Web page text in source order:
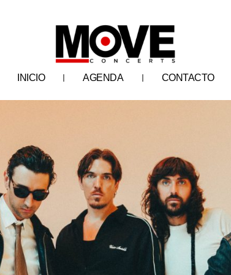
INICIO AGENDA CONTACTO